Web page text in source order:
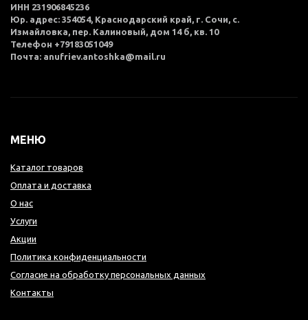
ИНН 231906845236
Юр. адрес: 354054, Краснодарский край, г. Сочи, с.
Измайловка, пер. Калиновый, дом 14 б, кв. 10
Телефон +79183051049
Почта: anufriev.antoshka@mail.ru
МЕНЮ
Каталог товаров
Оплата и доставка
О нас
Услуги
Акции
Политика конфиденциальности
Согласие на обработку персональных данных
Контакты